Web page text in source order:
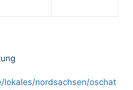
nordsachsen/oschat